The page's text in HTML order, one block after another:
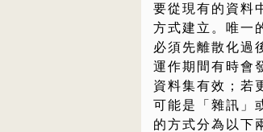
要從現有的資料
方式建立。唯一
必須先離散化過
運作期間有時會
資料集有效；若
可能是「雜訊」
的方式分為以下